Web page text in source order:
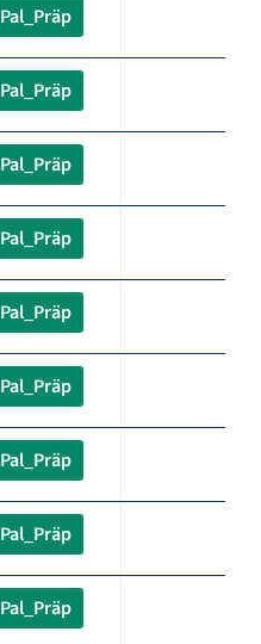
Pal_Präp
Pal_Präp
Pal_Präp
Pal_Präp
Pal_Präp
Pal_Präp
Pal_Präp
Pal_Präp
Pal_Präp